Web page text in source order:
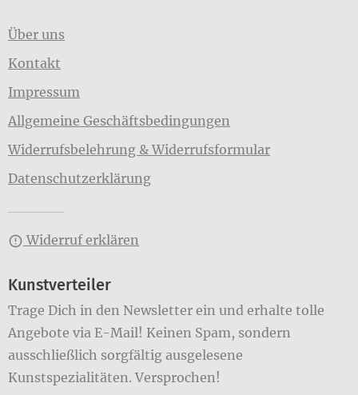
Über uns
Kontakt
Impressum
Allgemeine Geschäftsbedingungen
Widerrufsbelehrung & Widerrufsformular
Datenschutzerklärung
Widerruf erklären
Kunstverteiler
Trage Dich in den Newsletter ein und erhalte tolle
Angebote via E-Mail! Keinen Spam, sondern
ausschließlich sorgfältig ausgelesene
Kunstspezialitäten. Versprochen!